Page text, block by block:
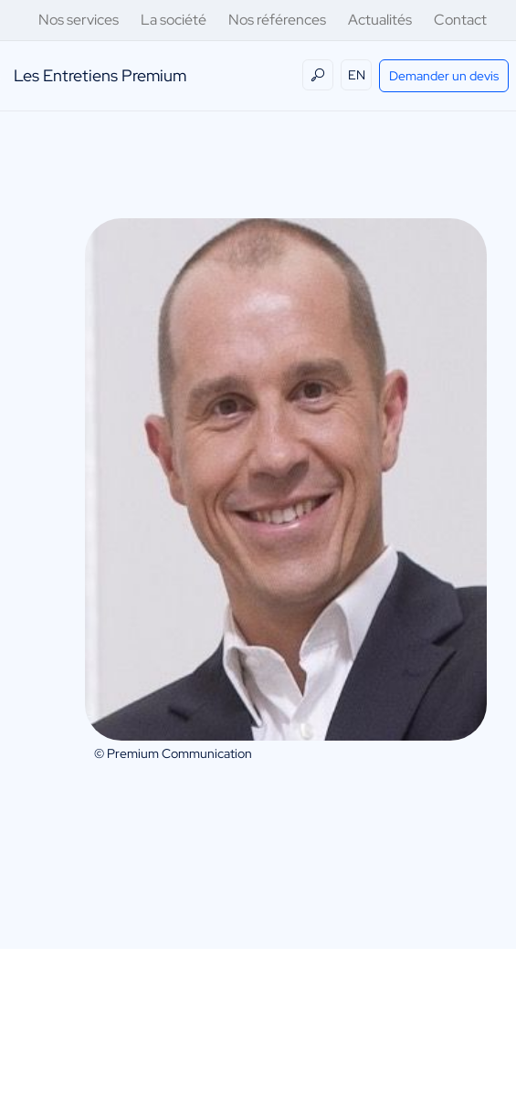
Nos services La société Nos références Actualités Contact
Les Entretiens Premium EN Demander un devis
© Premium Communication